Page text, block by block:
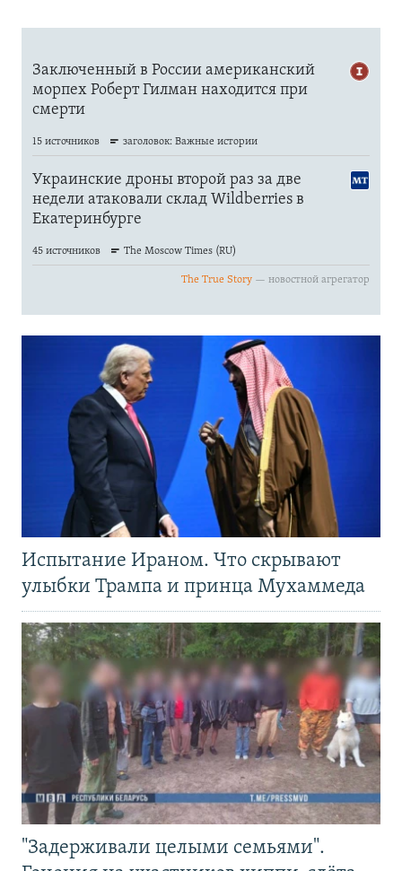
Испытание Ираном. Что скрывают
улыбки Трампа и принца Мухаммеда
"Задерживали целыми семьями".